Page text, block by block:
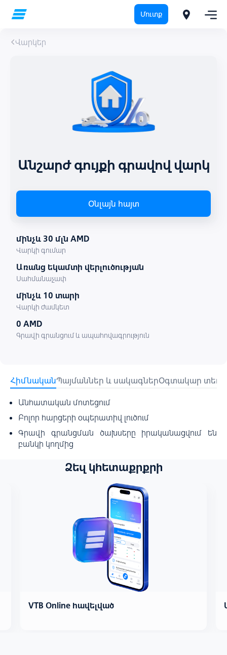
Մուտք
Վարկեր
Անշարժ գույքի գրավով վարկ
Օնլայն հայտ
մինչև 30 մլն AMD
Վարկի գումար
Առանց եկամտի վերլուծության
Սահմանաչափ
մինչև 10 տարի
Վարկի ժամկետ
0 AMD
Գրավի գրանցում և ապահովագրություն
ՀիմնականՊայմաններ և սակագներՕգտակար
Անհատական մոտեցում
Բոլոր հարցերի օպերատիվ լուծում
Գրավի գրանցման ծախսերը իրականացվում են
բանկի կողմից
Ձեզ կհետաքրքրի
VTB Online հավելված